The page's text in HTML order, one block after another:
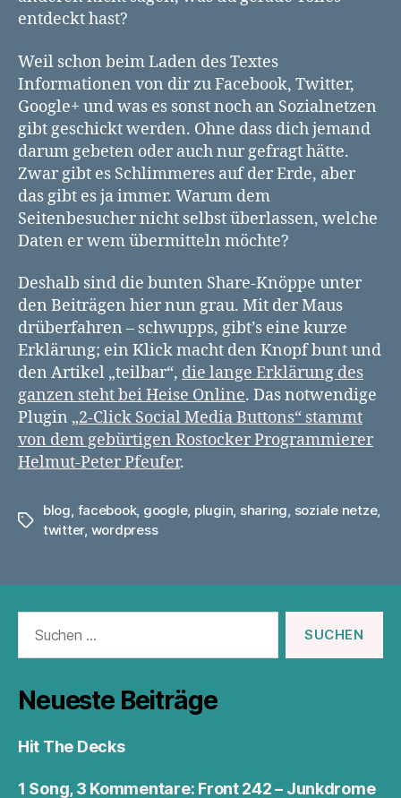
entdeckt hast?
Weil schon beim Laden des Textes
Informationen von dir zu Facebook, Twitter,
Google+ und was es sonst noch an Sozialnetzen
gibt geschickt werden. Ohne dass dich jemand
darum gebeten oder auch nur gefragt hätte.
Zwar gibt es Schlimmeres auf der Erde, aber
das gibt es ja immer. Warum dem
Seitenbesucher nicht selbst überlassen, welche
Daten er wem übermitteln möchte?
Deshalb sind die bunten Share-Knöppe unter
den Beiträgen hier nun grau. Mit der Maus
drüberfahren – schwupps, gibt’s eine kurze
Erklärung; ein Klick macht den Knopf bunt und
den Artikel „teilbar“, die lange Erklärung des
ganzen steht bei Heise Online. Das notwendige
Plugin „2-Click Social Media Buttons“ stammt
von dem gebürtigen Rostocker Programmierer
Helmut-Peter Pfeufer.
Schlagwörter
blog, facebook, google, plugin, sharing, soziale netze,
twitter, wordpress
nach:
Neueste Beiträge
Hit The Decks
1 Song, 3 Kommentare: Front 242 – Junkdrome